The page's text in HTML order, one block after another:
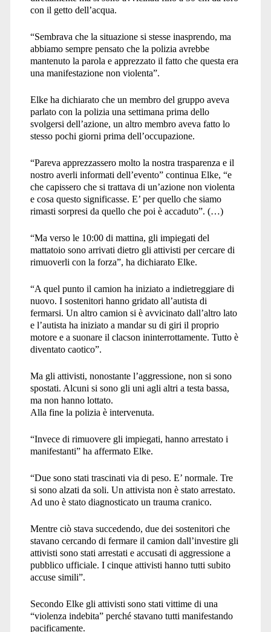
con il getto dell’acqua.
“Sembrava che la situazione si stesse inasprendo, ma
abbiamo sempre pensato che la polizia avrebbe
mantenuto la parola e apprezzato il fatto che questa era
una manifestazione non violenta”.
Elke ha dichiarato che un membro del gruppo aveva
parlato con la polizia una settimana prima dello
svolgersi dell’azione, un altro membro aveva fatto lo
stesso pochi giorni prima dell’occupazione.
“Pareva apprezzassero molto la nostra trasparenza e il
nostro averli informati dell’evento” continua Elke, “e
che capissero che si trattava di un’azione non violenta
e cosa questo significasse. E’ per quello che siamo
rimasti sorpresi da quello che poi è accaduto”. (…)
“Ma verso le 10:00 di mattina, gli impiegati del
mattatoio sono arrivati dietro gli attivisti per cercare di
rimuoverli con la forza”, ha dichiarato Elke.
“A quel punto il camion ha iniziato a indietreggiare di
nuovo. I sostenitori hanno gridato all’autista di
fermarsi. Un altro camion si è avvicinato dall’altro lato
e l’autista ha iniziato a mandar su di giri il proprio
motore e a suonare il clacson ininterrottamente. Tutto è
diventato caotico”.
Ma gli attivisti, nonostante l’aggressione, non si sono
spostati. Alcuni si sono gli uni agli altri a testa bassa,
ma non hanno lottato.
Alla fine la polizia è intervenuta.
“Invece di rimuovere gli impiegati, hanno arrestato i
manifestanti” ha affermato Elke.
“Due sono stati trascinati via di peso. E’ normale. Tre
si sono alzati da soli. Un attivista non è stato arrestato.
Ad uno è stato diagnosticato un trauma cranico.
Mentre ciò stava succedendo, due dei sostenitori che
stavano cercando di fermare il camion dall’investire gli
attivisti sono stati arrestati e accusati di aggressione a
pubblico ufficiale. I cinque attivisti hanno tutti subito
accuse simili”.
Secondo Elke gli attivisti sono stati vittime di una
“violenza indebita” perché stavano tutti manifestando
pacificamente.